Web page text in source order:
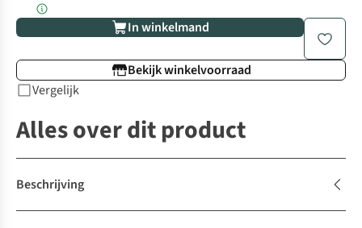
In winkelmand
Bekijk winkelvoorraad
Vergelijk
Alles over dit product
Beschrijving